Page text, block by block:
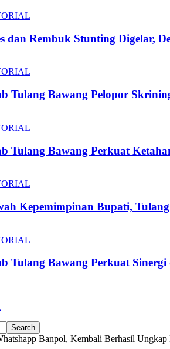
dan Rembuk Stunting Digelar,
Tulang Bawang Pelopor
Tulang Bawang Perkuat
Kepemimpinan Bupati,
Tulang Bawang Perkuat
Banpol, Kembali Berhasil Ungkap